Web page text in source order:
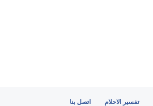
تفسير الاحلام اتصل بنا